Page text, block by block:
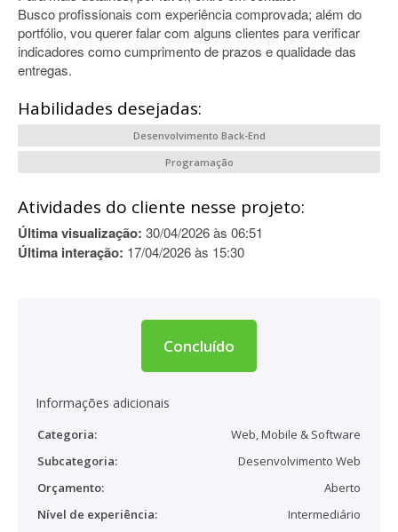
Busco profissionais com experiência comprovada; além do
portfólio, vou querer falar com alguns clientes para verificar
indicadores como cumprimento de prazos e qualidade das
entregas.
Habilidades desejadas:
Desenvolvimento Back-End
Programação
Atividades do cliente nesse projeto:
Última visualização: 30/04/2026 às 06:51
Última interação: 17/04/2026 às 15:30
Concluído
Informações adicionais
Categoria:
Web, Mobile & Software
Subcategoria:
Desenvolvimento Web
Orçamento:
Aberto
Nível de experiência:
Intermediário